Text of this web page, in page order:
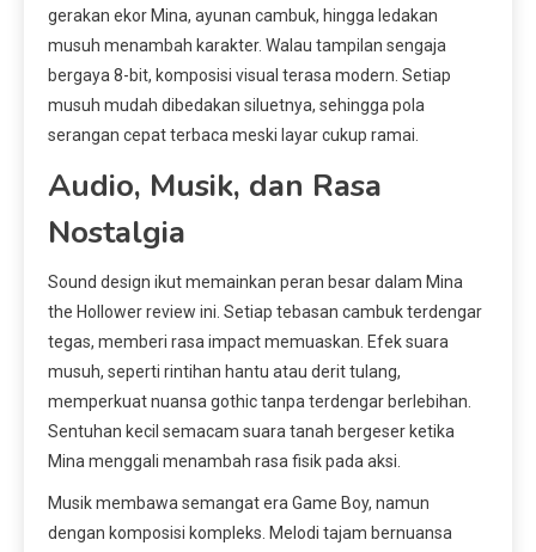
gerakan ekor Mina, ayunan cambuk, hingga ledakan
musuh menambah karakter. Walau tampilan sengaja
bergaya 8-bit, komposisi visual terasa modern. Setiap
musuh mudah dibedakan siluetnya, sehingga pola
serangan cepat terbaca meski layar cukup ramai.
Audio, Musik, dan Rasa
Nostalgia
Sound design ikut memainkan peran besar dalam Mina
the Hollower review ini. Setiap tebasan cambuk terdengar
tegas, memberi rasa impact memuaskan. Efek suara
musuh, seperti rintihan hantu atau derit tulang,
memperkuat nuansa gothic tanpa terdengar berlebihan.
Sentuhan kecil semacam suara tanah bergeser ketika
Mina menggali menambah rasa fisik pada aksi.
Musik membawa semangat era Game Boy, namun
dengan komposisi kompleks. Melodi tajam bernuansa